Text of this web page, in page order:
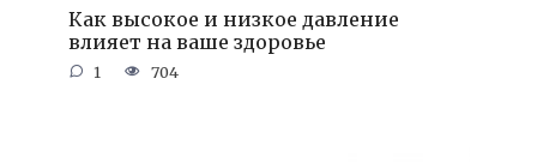
Как высокое и низкое давление
влияет на ваше здоровье
1 704